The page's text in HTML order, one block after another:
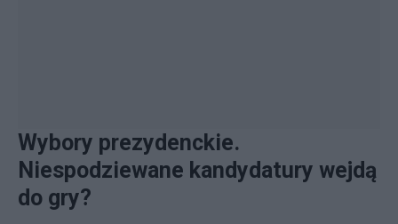
Wybory prezydenckie.
Niespodziewane kandydatury wejdą
do gry?